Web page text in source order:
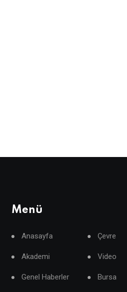
Menü
Anasayfa Çevre
Akademi Video
Genel Haberler Bursa